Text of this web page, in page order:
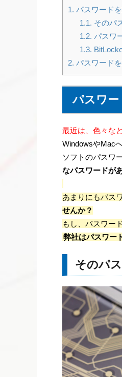
1. パスワード
1.1. そのパ
1.2. パスワ
1.3.
2. パスワード
パスワー
最近は、色々な
WindowsやMac
ソフトのパスワ
なパスワードが
あまりにもパス
せんか？
もし、パスワー
弊社はパスワー
そのパ